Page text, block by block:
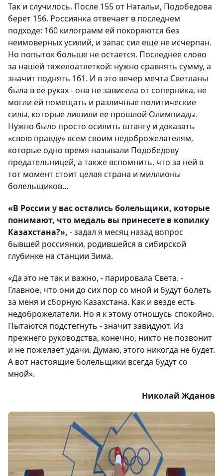
Так и случилось. После 155 от Натальи, Подобедова
берет 156. Россиянка отвечает в последнем
подходе: 160 килограмм ей покоряются без
неимоверных усилий, и запас сил еще не исчерпан.
Но попыток больше не остается. Последнее слово
за нашей тяжелоатлеткой: нужно сравнять сумму, а
значит поднять 161. И в это вечер мечта Светланы
была в ее руках - она не зависела от соперника, не
могли ей помещать и различные политические
силы, которые лишили ее прошлой Олимпиады.
Нужно было просто осилить штангу и доказать
«свою правду» всем своим недоброжелателям,
которые одно время называли Подобедову
предательницей, а также вспомнить, что за ней в
тот момент стоит целая страна и миллионы
болельщиков…
«В России у вас остались болельщики, которые
понимают, что медаль вы принесете в копилку
Казахстана?», - задал я месяц назад вопрос
бывшей россиянки, родившейся в сибирской
глубинке на станции Зима.
«Да это не так и важно, - парировала Света. -
Главное, что они до сих пор со мной и будут болеть
за меня и сборную Казахстана. Как и везде есть
недоброжелатели. Но я к этому отношусь спокойно.
Пытаются подстегнуть - значит завидуют. Из
прежнего руководства, конечно, никто не позвонит
и не пожелает удачи. Думаю, этого никогда не будет.
А вот настоящие болельщики всегда будут со
мной».
Николай Жданов